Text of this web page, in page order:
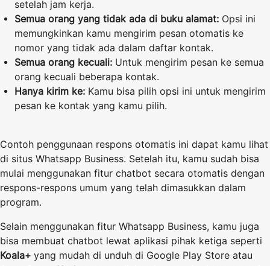
setelah jam kerja.
Semua orang yang tidak ada di buku alamat: Opsi ini
memungkinkan kamu mengirim pesan otomatis ke
nomor yang tidak ada dalam daftar kontak.
Semua orang kecuali: Untuk mengirim pesan ke semua
orang kecuali beberapa kontak.
Hanya kirim ke: Kamu bisa pilih opsi ini untuk mengirim
pesan ke kontak yang kamu pilih.
Contoh penggunaan respons otomatis ini dapat kamu lihat
di situs Whatsapp Business. Setelah itu, kamu sudah bisa
mulai menggunakan fitur chatbot secara otomatis dengan
respons-respons umum yang telah dimasukkan dalam
program.
Selain menggunakan fitur Whatsapp Business, kamu juga
bisa membuat chatbot lewat aplikasi pihak ketiga seperti
Koala+ yang mudah di unduh di Google Play Store atau